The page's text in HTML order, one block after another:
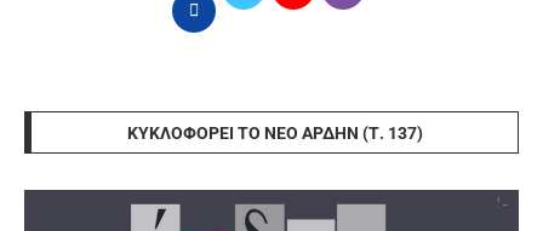
ΚΥΚΛΟΦΟΡΕΊ ΤΟ ΝΈΟ ΆΡΔΗΝ (Τ. 137)